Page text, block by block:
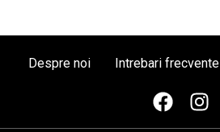
Despre noi Intrebari frecvente
F
I